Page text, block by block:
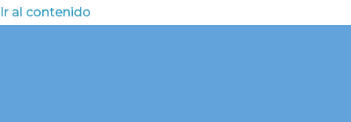
Ir al contenido